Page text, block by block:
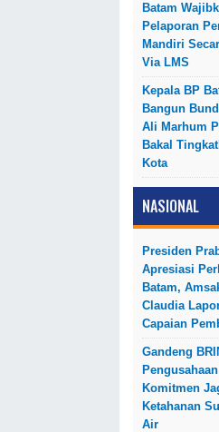
Batam
Pelaporan
Mandiri
Via LMS
Kepala BP
Bangun
Ali Marhum
Bakal
Kota
NASIONAL
Presiden
Apresiasi
Batam,
Claudia
Capaian
Gandeng
Komitmen
Ketahanan
Air